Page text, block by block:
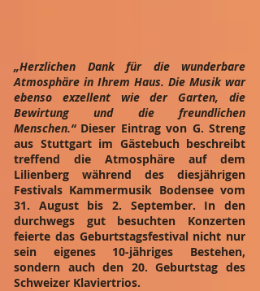
„Herzlichen Dank für die wunderbare
Atmosphäre in Ihrem Haus. Die Musik war
ebenso exzellent wie der Garten, die
Bewirtung und die freundlichen
Menschen.“Dieser Eintrag von G. Streng
aus Stuttgart im Gästebuch beschreibt
treffend die Atmosphäre auf dem
Lilienberg während des diesjährigen
Festivals Kammermusik Bodensee vom
31. August bis 2. September. In den
durchwegs gut besuchten Konzerten
feierte das Geburtstagsfestival nicht nur
sein eigenes 10-jähriges Bestehen,
sondern auch den 20. Geburtstag des
Schweizer Klaviertrios.